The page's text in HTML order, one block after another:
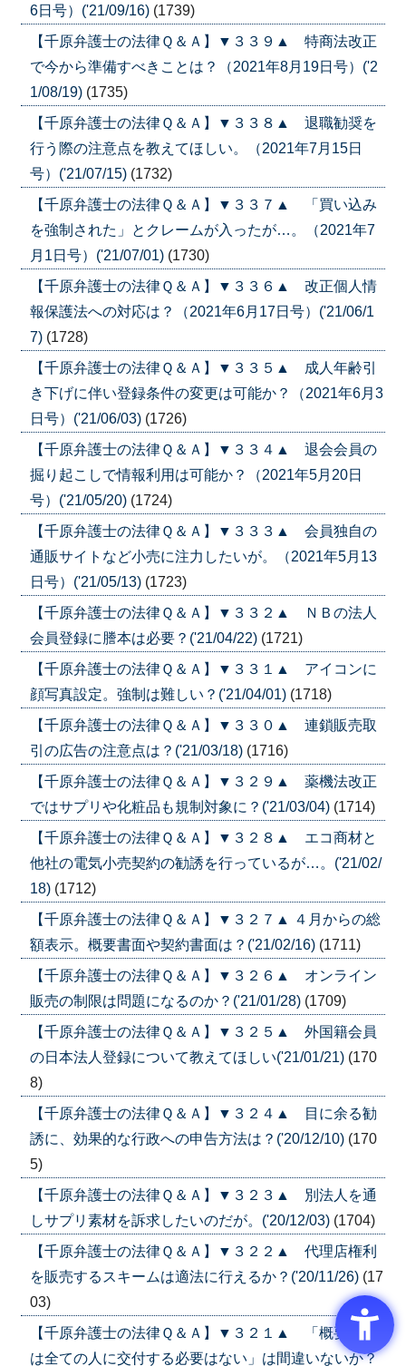
6日号）('21/09/16) (1739)
【千原弁護士の法律Ｑ＆Ａ】▼３３９▲ 特商法改正
で今から準備すべきことは？（2021年8月19日号）('2
1/08/19) (1735)
【千原弁護士の法律Ｑ＆Ａ】▼３３８▲ 退職勧奨を
行う際の注意点を教えてほしい。（2021年7月15日
号）('21/07/15) (1732)
【千原弁護士の法律Ｑ＆Ａ】▼３３７▲ 「買い込み
を強制された」とクレームが入ったが…。（2021年7
月1日号）('21/07/01) (1730)
【千原弁護士の法律Ｑ＆Ａ】▼３３６▲ 改正個人情
報保護法への対応は？（2021年6月17日号）('21/06/1
7) (1728)
【千原弁護士の法律Ｑ＆Ａ】▼３３５▲ 成人年齢引
き下げに伴い登録条件の変更は可能か？（2021年6月3
日号）('21/06/03) (1726)
【千原弁護士の法律Ｑ＆Ａ】▼３３４▲ 退会会員の
掘り起こしで情報利用は可能か？（2021年5月20日
号）('21/05/20) (1724)
【千原弁護士の法律Ｑ＆Ａ】▼３３３▲ 会員独自の
通販サイトなど小売に注力したいが。（2021年5月13
日号）('21/05/13) (1723)
【千原弁護士の法律Ｑ＆Ａ】▼３３２▲ ＮＢの法人
会員登録に謄本は必要？('21/04/22) (1721)
【千原弁護士の法律Ｑ＆Ａ】▼３３１▲ アイコンに
顔写真設定。強制は難しい？('21/04/01) (1718)
【千原弁護士の法律Ｑ＆Ａ】▼３３０▲ 連鎖販売取
引の広告の注意点は？('21/03/18) (1716)
【千原弁護士の法律Ｑ＆Ａ】▼３２９▲ 薬機法改正
ではサプリや化粧品も規制対象に？('21/03/04) (1714)
【千原弁護士の法律Ｑ＆Ａ】▼３２８▲ エコ商材と
他社の電気小売契約の勧誘を行っているが…。('21/02/
18) (1712)
【千原弁護士の法律Ｑ＆Ａ】▼３２７▲ ４月からの総
額表示。概要書面や契約書面は？('21/02/16) (1711)
【千原弁護士の法律Ｑ＆Ａ】▼３２６▲ オンライン
販売の制限は問題になるのか？('21/01/28) (1709)
【千原弁護士の法律Ｑ＆Ａ】▼３２５▲ 外国籍会員
の日本法人登録について教えてほしい('21/01/21) (170
8)
【千原弁護士の法律Ｑ＆Ａ】▼３２４▲ 目に余る勧
誘に、効果的な行政への申告方法は？('20/12/10) (170
5)
【千原弁護士の法律Ｑ＆Ａ】▼３２３▲ 別法人を通
しサプリ素材を訴求したいのだが。('20/12/03) (1704)
【千原弁護士の法律Ｑ＆Ａ】▼３２２▲ 代理店権利
を販売するスキームは適法に行えるか？('20/11/26) (17
03)
【千原弁護士の法律Ｑ＆Ａ】▼３２１▲ 「概要書面
は全ての人に交付する必要はない」は間違いないか？